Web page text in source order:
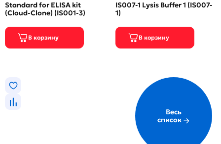
Standard for ELISA kit
(Cloud-Clone) (IS001-3)
IS007-1 Lysis Buffer 1 (IS007-
1)
Весь
список